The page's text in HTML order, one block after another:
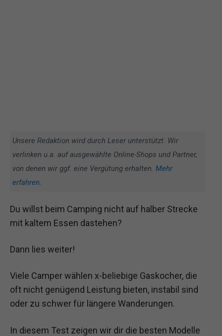
Unsere Redaktion wird durch Leser unterstützt. Wir
verlinken u.a. auf ausgewählte Online-Shops und Partner,
von denen wir ggf. eine Vergütung erhalten. Mehr
erfahren.
Du willst beim Camping nicht auf halber Strecke
mit kaltem Essen dastehen?
Dann lies weiter!
Viele Camper wählen x-beliebige Gaskocher, die
oft nicht genügend Leistung bieten, instabil sind
oder zu schwer für längere Wanderungen.
In diesem Test zeigen wir dir die besten Modelle